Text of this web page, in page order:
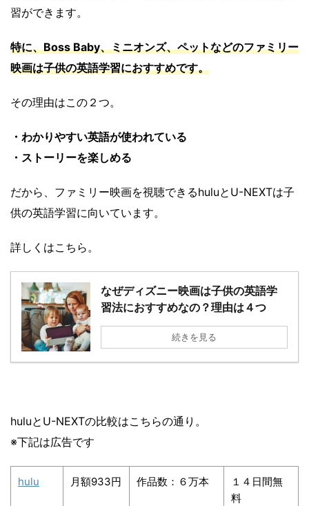
習ができます。
特に、Boss Baby、ミニオンズ、ペットなどのファミリー
映画は子供の英語学習におすすめです。
その理由はこの２つ。
・わかりやすい英語が使われている
・ストーリーを楽しめる
だから、ファミリー映画を視聴できるhuluとU-NEXTは子
供の英語学習に向いています。
詳しくはこちら。
なぜディズニー映画は子供の英語学
習法におすすめなの？理由は４つ
続きを見る
huluとU-NEXTの比較はこちらの通り。
※下記は広告です
hulu 月額933円 作品数：６万本
１４日間無
料